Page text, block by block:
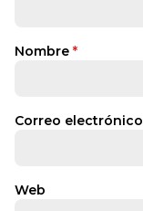
Nombre *
Correo electrónico
Web